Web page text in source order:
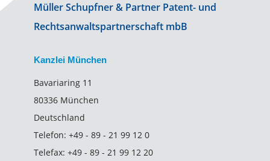
Müller Schupfner & Partner Patent- und
Rechtsanwaltspartnerschaft mbB
Kanzlei München
Bavariaring 11
80336 München
Deutschland
Telefon: +49 - 89 - 21 99 12 0
Telefax: +49 - 89 - 21 99 12 20